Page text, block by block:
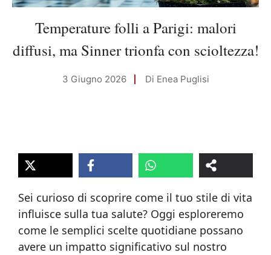
Temperature folli a Parigi: malori
diffusi, ma Sinner trionfa con scioltezza!
3 Giugno 2026 Di Enea Puglisi
Sei curioso di scoprire come il tuo stile di vita
influisce sulla tua salute? Oggi esploreremo
come le semplici scelte quotidiane possano
avere un impatto significativo sul nostro